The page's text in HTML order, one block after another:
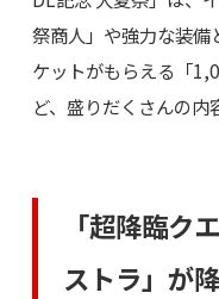
祭商人」や強力な装備
ケットがもらえる「
ど、盛りだくさんの内
「超降臨ク
ストラ」が